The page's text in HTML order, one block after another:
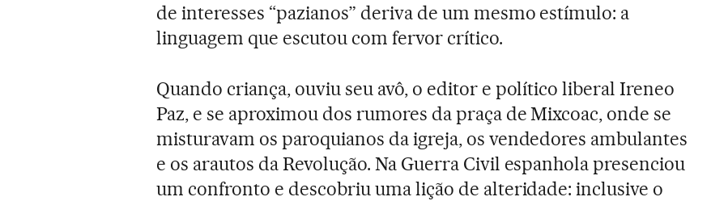
de interesses “pazianos” deriva de um mesmo estímulo: a
linguagem que escutou com fervor crítico.
Quando criança, ouviu seu avô, o editor e político liberal Ireneo
Paz, e se aproximou dos rumores da praça de Mixcoac, onde se
misturavam os paroquianos da igreja, os vendedores ambulantes
e os arautos da Revolução. Na Guerra Civil espanhola presenciou
um confronto e descobriu uma lição de alteridade: inclusive o